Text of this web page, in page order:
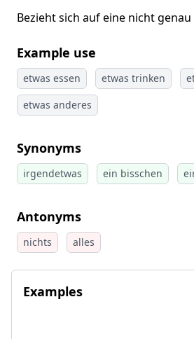
Bezieht sich auf eine nicht
Example use
etwas essen etwas trinken
etwas anderes
Synonyms
irgendetwas ein bisschen
Antonyms
nichts alles
Examples